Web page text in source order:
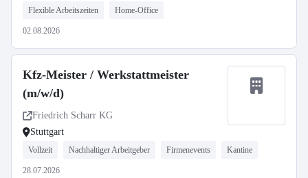
Flexible Arbeitszeiten Home-Office
02.08.2026
Kfz-Meister / Werkstattmeister
(m/w/d)
Friedrich Scharr KG
Stuttgart
Vollzeit Nachhaltiger Arbeitgeber Firmenevents Kantine
28.07.2026